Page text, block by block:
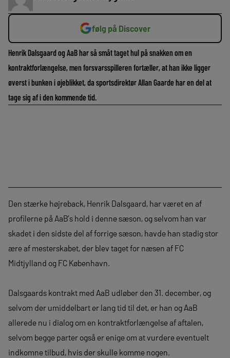
følg på Discover
Henrik Dalsgaard og AaB har så småt taget hul på snakken om en
kontraktforlængelse, men forsvarsspilleren fortæller, at han ikke ligger
øverst i bunken i øjeblikket, da sportsdirektør Allan Gaarde har en del at
tage sig af i den kommende tid.
Den stærke højreback, Henrik Dalsgaard, har været en af
profilerne på AaB’s hold i denne sæson, og selvom han var
skadet i den sidste del af forrige sæson, havde han stadig stor
ære af mesterskabet, der blev taget for næsen af FC
Midtjylland og FC København.
Dalsgaards kontrakt med AaB udløber den 31. december, og
selvom der umiddelbart er lang tid til det, er han og AaB
allerede nu i dialog om en kontraktforlængelse af aftalen,
selvom begge parter også er enige om at vurdere eventuelt
indkomne tilbud, hvis der skulle komme nogen.